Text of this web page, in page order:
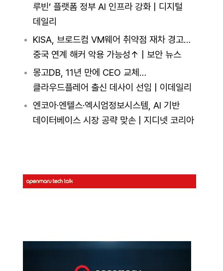
루빈’ 플랫폼 정부 AI 인프라 강화 | 디지털
데일리
KISA, 브로드컴 VM웨어 취약점 재차 경고…
중국 연계 해커 악용 가능성↑ | 보안 뉴스
몽고DB, 11년 만에 CEO 교체…
클라우드플레어 출신 데사이 선임 | 이데일리
엔코아·엔텔스·엑시엄정보시스템, AI 기반
데이터베이스 시장 공략 맞손 | 지디넷 코리아